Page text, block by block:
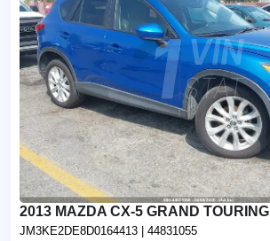
2013 MAZDA CX-5 GRAND TOURING
JM3KE2DE8D0164413 | 44831055